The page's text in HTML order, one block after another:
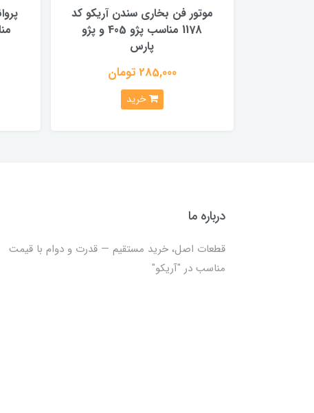
موتور فن بخاری سندن آریکو کد
1178 مناسب پژو 405 و پژو
پارس
285,000 تومان
خرید
درباره ما
قطعات اصل، خرید مستقیم — قدرت و دوام با قیمت
مناسب در "آریکو"